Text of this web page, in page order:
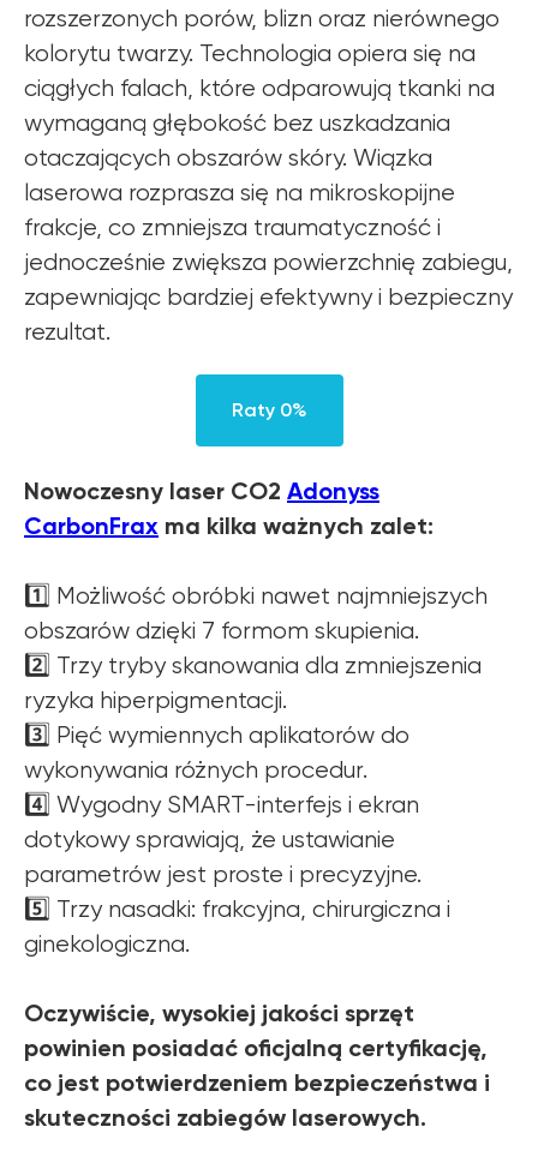
rozszerzonych porów, blizn oraz nierównego
kolorytu twarzy. Technologia opiera się na
ciągłych falach, które odparowują tkanki na
wymaganą głębokość bez uszkadzania
otaczających obszarów skóry. Wiązka
laserowa rozprasza się na mikroskopijne
frakcje, co zmniejsza traumatyczność i
jednocześnie zwiększa powierzchnię zabiegu,
zapewniając bardziej efektywny i bezpieczny
rezultat.
Raty 0%
Nowoczesny laser CO2 Adonyss
CarbonFrax ma kilka ważnych zalet:
1️⃣ Możliwość obróbki nawet najmniejszych
obszarów dzięki 7 formom skupienia.
2️⃣ Trzy tryby skanowania dla zmniejszenia
ryzyka hiperpigmentacji.
3️⃣ Pięć wymiennych aplikatorów do
wykonywania różnych procedur.
4️⃣ Wygodny SMART-interfejs i ekran
dotykowy sprawiają, że ustawianie
parametrów jest proste i precyzyjne.
5️⃣ Trzy nasadki: frakcyjna, chirurgiczna i
ginekologiczna.
Oczywiście, wysokiej jakości sprzęt
powinien posiadać oficjalną certyfikację,
co jest potwierdzeniem bezpieczeństwa i
skuteczności zabiegów laserowych.